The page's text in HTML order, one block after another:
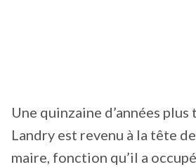
Une quinzaine d’années plus
Landry est revenu à la tête
maire, fonction qu’il a